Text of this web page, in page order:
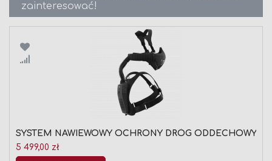
zainteresować!
Porównaj
SYSTEM NAWIEWOWY OCHRONY DRÓG ODDECHOWYCH
5 499,00 zł